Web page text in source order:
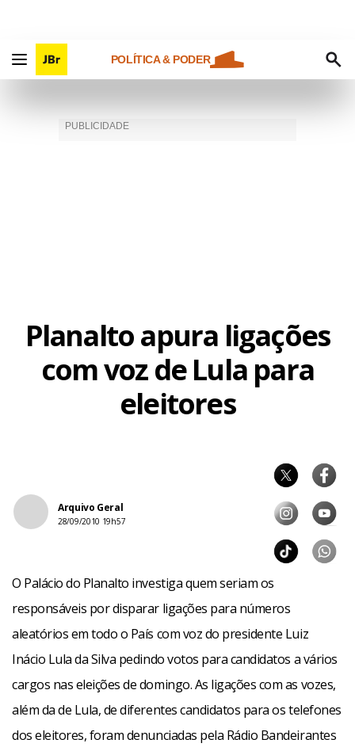
POLÍTICA & PODER
Planalto apura ligações
com voz de Lula para
eleitores
Arquivo Geral
28/09/2010 19h57
O Palácio do Planalto investiga quem seriam os
responsáveis por disparar ligações para números
aleatórios em todo o País com voz do presidente Luiz
Inácio Lula da Silva pedindo votos para candidatos a vários
cargos nas eleições de domingo. As ligações com as vozes,
além da de Lula, de diferentes candidatos para os telefones
dos eleitores, foram denunciadas pela Rádio Bandeirantes